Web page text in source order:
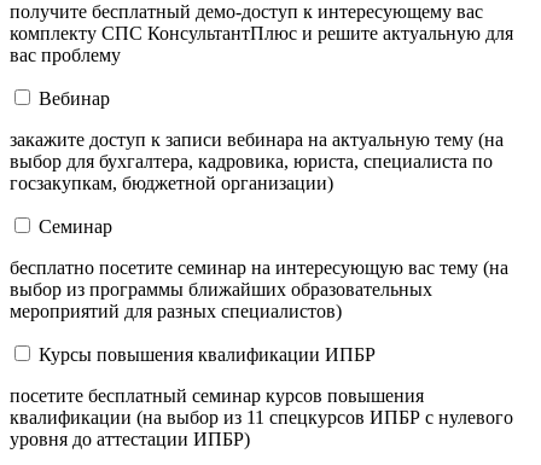
получите бесплатный демо-доступ к интересующему вас
комплекту СПС КонсультантПлюс и решите актуальную для
вас проблему
Вебинар
закажите доступ к записи вебинара на актуальную тему (на
выбор для бухгалтера, кадровика, юриста, специалиста по
госзакупкам, бюджетной организации)
Семинар
бесплатно посетите семинар на интересующую вас тему (на
выбор из программы ближайших образовательных
мероприятий для разных специалистов)
Курсы повышения квалификации ИПБР
посетите бесплатный семинар курсов повышения
квалификации (на выбор из 11 спецкурсов ИПБР с нулевого
уровня до аттестации ИПБР)